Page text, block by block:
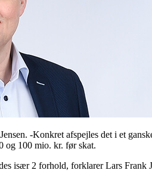
-Konkret afspejles det i et
og 100 mio. kr. før skat.
især 2 forhold, forklarer Lars